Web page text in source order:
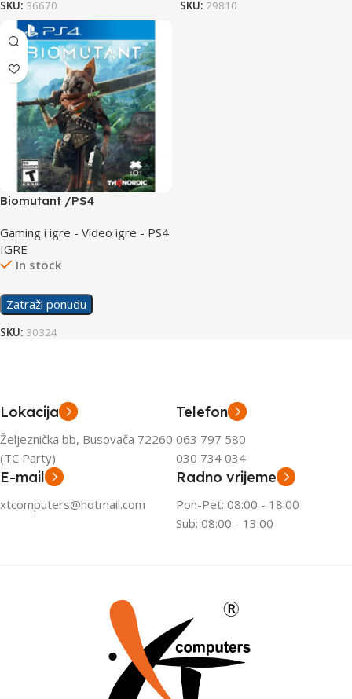
SKU: 36670 SKU: 29810
Biomutant /PS4
Gaming i igre - Video igre - PS4
IGRE
In stock
Zatraži ponudu
SKU: 30324
Lokacija
Željeznička bb, Busovača 72260
(TC Party)
Telefon
063 797 580
030 734 034
E-mail
xtcomputers@hotmail.com
Radno vrijeme
Pon-Pet: 08:00 - 18:00
Sub: 08:00 - 13:00